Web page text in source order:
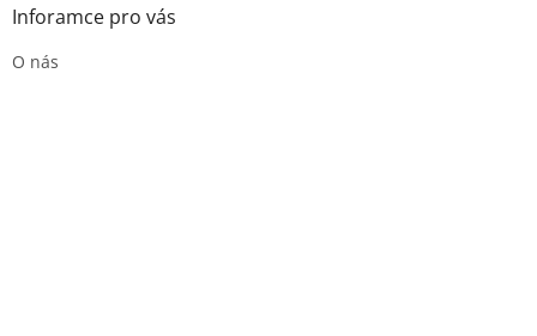
Inforamce pro vás
O nás